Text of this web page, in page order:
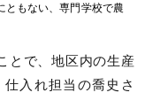
ともない、専門学校で農
とで、地区内の生産
入れ担当の喬史さ